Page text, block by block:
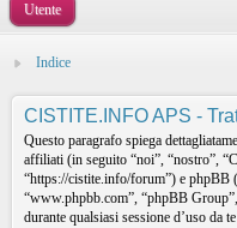
Utente
Indice
CISTITE.INFO APS -
Questo paragrafo spiega
affiliati (in seguito “noi”, “nostro”,
“https://cistite.info/forum”) e phpBB
“www.phpbb.com”, “phpBB
durante qualsiasi sessione d’uso da